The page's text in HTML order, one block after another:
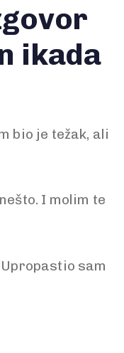
ikada
bio je težak, ali
I molim te
sam